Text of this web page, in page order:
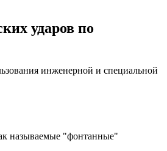
ударов по
инженерной и специальной
называемые "фонтанные"